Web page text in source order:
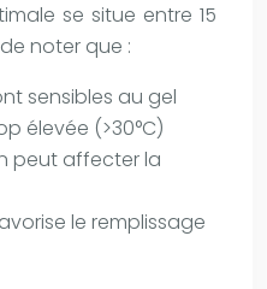
se situe entre 15
noter que :
sensibles au gel
élevée (>30°C)
peut affecter la
le remplissage